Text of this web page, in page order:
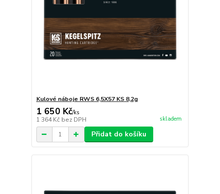
Kulové náboje RWS 6,5X57 KS 8,2g
1 650 Kč/ks
1 364 Kč bez DPH skladem
Přidat do košíku